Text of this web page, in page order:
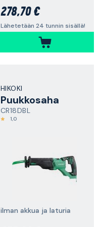
278,70 €
Lähetetään 24 tunnin sisällä!
HIKOKI
Puukkosaha
CR18DBL
1,0
ilman akkua ja laturia